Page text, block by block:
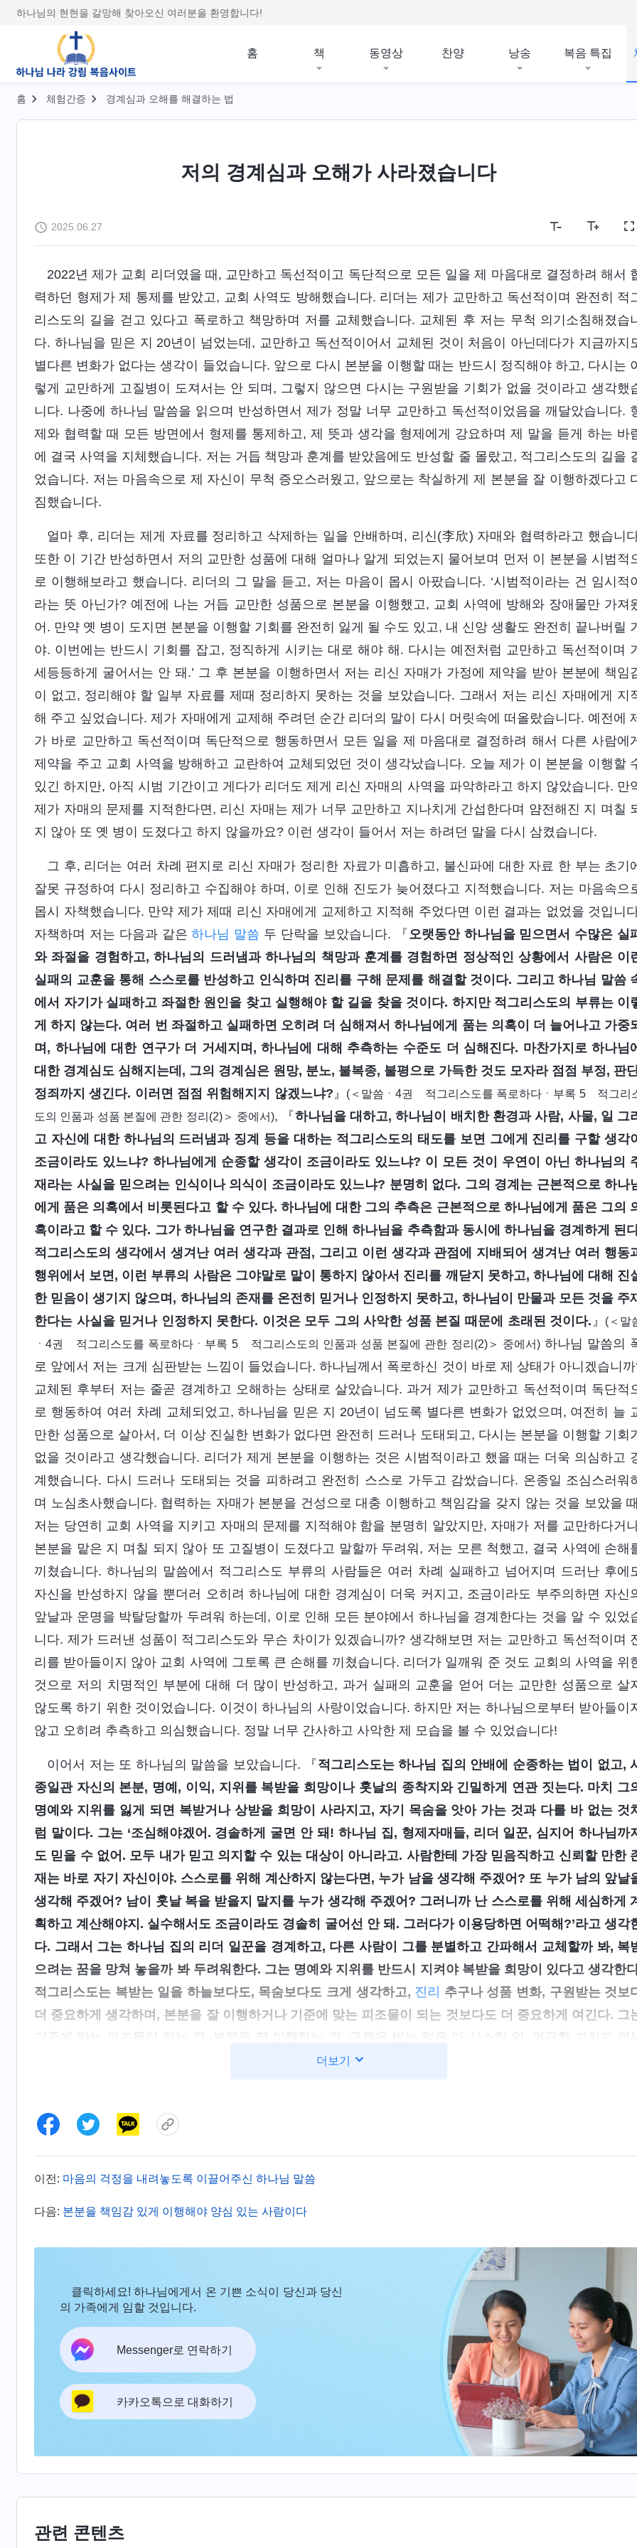
하나님의 현현을 갈망해 찾아오신 여러분을 환영합니다!
홈 책 동영상 찬양 낭송 복음 특집
홈 체험간증 경계심과 오해를 해결하는 법
저의 경계심과 오해가 사라졌습니다
2025.06.27
2022년 제가 교회 리더였을 때, 교만하고 독선적이고 독단적으로 모든 일을 제 마음대로 결정하려 해서
력하던 형제가 제 통제를 받았고, 교회 사역도 방해했습니다. 리더는 제가 교만하고 독선적이며 완전히 적
리스도의 길을 걷고 있다고 폭로하고 책망하며 저를 교체했습니다. 교체된 후 저는 무척 의기소침해졌습
다. 하나님을 믿은 지 20년이 넘었는데, 교만하고 독선적이어서 교체된 것이 처음이 아닌데다가 지금까지
별다른 변화가 없다는 생각이 들었습니다. 앞으로 다시 본분을 이행할 때는 반드시 정직해야 하고, 다시는 이
렇게 교만하게 고질병이 도져서는 안 되며, 그렇지 않으면 다시는 구원받을 기회가 없을 것이라고 생각했
니다. 나중에 하나님 말씀을 읽으며 반성하면서 제가 정말 너무 교만하고 독선적이었음을 깨달았습니다.
제와 협력할 때 모든 방면에서 형제를 통제하고, 제 뜻과 생각을 형제에게 강요하며 제 말을 듣게 하는 바
에 결국 사역을 지체했습니다. 저는 거듭 책망과 훈계를 받았음에도 반성할 줄 몰랐고, 적그리스도의 길을
었습니다. 저는 마음속으로 제 자신이 무척 증오스러웠고, 앞으로는 착실하게 제 본분을 잘 이행하겠다고
짐했습니다.
얼마 후, 리더는 제게 자료를 정리하고 삭제하는 일을 안배하며, 리신(李欣) 자매와 협력하라고 했습니
또한 이 기간 반성하면서 저의 교만한 성품에 대해 얼마나 알게 되었는지 물어보며 먼저 이 본분을 시범적
로 이행해보라고 했습니다. 리더의 그 말을 듣고, 저는 마음이 몹시 아팠습니다. ‘시범적이라는 건 임시적이
라는 뜻 아닌가? 예전에 나는 거듭 교만한 성품으로 본분을 이행했고, 교회 사역에 방해와 장애물만 가져
어. 만약 옛 병이 도지면 본분을 이행할 기회를 완전히 잃게 될 수도 있고, 내 신앙 생활도 완전히 끝나버릴
야. 이번에는 반드시 기회를 잡고, 정직하게 시키는 대로 해야 해. 다시는 예전처럼 교만하고 독선적이며 기
세등등하게 굴어서는 안 돼.’ 그 후 본분을 이행하면서 저는 리신 자매가 가정에 제약을 받아 본분에 책임
이 없고, 정리해야 할 일부 자료를 제때 정리하지 못하는 것을 보았습니다. 그래서 저는 리신 자매에게 지
해 주고 싶었습니다. 제가 자매에게 교제해 주려던 순간 리더의 말이 다시 머릿속에 떠올랐습니다. 예전에 제
가 바로 교만하고 독선적이며 독단적으로 행동하면서 모든 일을 제 마음대로 결정하려 해서 다른 사람에게
제약을 주고 교회 사역을 방해하고 교란하여 교체되었던 것이 생각났습니다. 오늘 제가 이 본분을 이행할
있긴 하지만, 아직 시범 기간이고 게다가 리더도 제게 리신 자매의 사역을 파악하라고 하지 않았습니다. 만
제가 자매의 문제를 지적한다면, 리신 자매는 제가 너무 교만하고 지나치게 간섭한다며 얌전해진 지 며칠
지 않아 또 옛 병이 도졌다고 하지 않을까요? 이런 생각이 들어서 저는 하려던 말을 다시 삼켰습니다.
그 후, 리더는 여러 차례 편지로 리신 자매가 정리한 자료가 미흡하고, 불신파에 대한 자료 한 부는 초기에
잘못 규정하여 다시 정리하고 수집해야 하며, 이로 인해 진도가 늦어졌다고 지적했습니다. 저는 마음속으
몹시 자책했습니다. 만약 제가 제때 리신 자매에게 교제하고 지적해 주었다면 이런 결과는 없었을 것입니
자책하며 저는 다음과 같은하나님 말씀 두 단락을 보았습니다. 『 오랫동안 하나님을 믿으면서 수많은 실
와 좌절을 경험하고, 하나님의 드러냄과 하나님의 책망과 훈계를 경험하면 정상적인 상황에서 사람은 이
실패의 교훈을 통해 스스로를 반성하고 인식하며 진리를 구해 문제를 해결할 것이다. 그리고 하나님 말씀
에서 자기가 실패하고 좌절한 원인을 찾고 실행해야 할 길을 찾을 것이다. 하지만 적그리스도의 부류는 이
게 하지 않는다. 여러 번 좌절하고 실패하면 오히려 더 심해져서 하나님에게 품는 의혹이 더 늘어나고 가중
며, 하나님에 대한 연구가 더 거세지며, 하나님에 대해 추측하는 수준도 더 심해진다. 마찬가지로 하나님에
대한 경계심도 심해지는데, 그의 경계심은 원망, 분노, 불복종, 불평으로 가득한 것도 모자라 점점 부정, 판
정죄까지 생긴다. 이러면 점점 위험해지지 않겠느냐?』 (＜말씀ㆍ4권 적그리스도를 폭로하다ㆍ부록 5 적그리
도의 인품과 성품 본질에 관한 정리(2)＞ 중에서), 『하나님을 대하고, 하나님이 배치한 환경과 사람, 사물, 일 그
고 자신에 대한 하나님의 드러냄과 징계 등을 대하는 적그리스도의 태도를 보면 그에게 진리를 구할 생각이
조금이라도 있느냐? 하나님에게 순종할 생각이 조금이라도 있느냐? 이 모든 것이 우연이 아닌 하나님의
재라는 사실을 믿으려는 인식이나 의식이 조금이라도 있느냐? 분명히 없다. 그의 경계는 근본적으로 하나
에게 품은 의혹에서 비롯된다고 할 수 있다. 하나님에 대한 그의 추측은 근본적으로 하나님에게 품은 그의
혹이라고 할 수 있다. 그가 하나님을 연구한 결과로 인해 하나님을 추측함과 동시에 하나님을 경계하게 된
적그리스도의 생각에서 생겨난 여러 생각과 관점, 그리고 이런 생각과 관점에 지배되어 생겨난 여러 행동
행위에서 보면, 이런 부류의 사람은 그야말로 말이 통하지 않아서 진리를 깨닫지 못하고, 하나님에 대해 진
한 믿음이 생기지 않으며, 하나님의 존재를 온전히 믿거나 인정하지 못하고, 하나님이 만물과 모든 것을 주
한다는 사실을 믿거나 인정하지 못한다. 이것은 모두 그의 사악한 성품 본질 때문에 초래된 것이다. 』 (＜말
ㆍ4권 적그리스도를 폭로하다ㆍ부록 5 적그리스도의 인품과 성품 본질에 관한 정리(2)＞ 중에서)하나님 말씀의
로 앞에서 저는 크게 심판받는 느낌이 들었습니다. 하나님께서 폭로하신 것이 바로 제 상태가 아니겠습니
교체된 후부터 저는 줄곧 경계하고 오해하는 상태로 살았습니다. 과거 제가 교만하고 독선적이며 독단적
로 행동하여 여러 차례 교체되었고, 하나님을 믿은 지 20년이 넘도록 별다른 변화가 없었으며, 여전히 늘
만한 성품으로 살아서, 더 이상 진실한 변화가 없다면 완전히 드러나 도태되고, 다시는 본분을 이행할 기회
없을 것이라고 생각했습니다. 리더가 제게 본분을 이행하는 것은 시범적이라고 했을 때는 더욱 의심하고
계했습니다. 다시 드러나 도태되는 것을 피하려고 완전히 스스로 가두고 감쌌습니다. 온종일 조심스러워
며 노심초사했습니다. 협력하는 자매가 본분을 건성으로 대충 이행하고 책임감을 갖지 않는 것을 보았을
저는 당연히 교회 사역을 지키고 자매의 문제를 지적해야 함을 분명히 알았지만, 자매가 저를 교만하다거
본분을 맡은 지 며칠 되지 않아 또 고질병이 도졌다고 말할까 두려워, 저는 모른 척했고, 결국 사역에 손해
끼쳤습니다. 하나님의 말씀에서 적그리스도 부류의 사람들은 여러 차례 실패하고 넘어지며 드러난 후에
자신을 반성하지 않을 뿐더러 오히려 하나님에 대한 경계심이 더욱 커지고, 조금이라도 부주의하면 자신
앞날과 운명을 박탈당할까 두려워 하는데, 이로 인해 모든 분야에서 하나님을 경계한다는 것을 알 수 있었
니다. 제가 드러낸 성품이 적그리스도와 무슨 차이가 있겠습니까? 생각해보면 저는 교만하고 독선적이며
리를 받아들이지 않아 교회 사역에 그토록 큰 손해를 끼쳤습니다. 리더가 일깨워 준 것도 교회의 사역을 위
것으로 저의 치명적인 부분에 대해 더 많이 반성하고, 과거 실패의 교훈을 얻어 더는 교만한 성품으로 살
않도록 하기 위한 것이었습니다. 이것이 하나님의 사랑이었습니다. 하지만 저는 하나님으로부터 받아들이
않고 오히려 추측하고 의심했습니다. 정말 너무 간사하고 사악한 제 모습을 볼 수 있었습니다!
이어서 저는 또 하나님의 말씀을 보았습니다. 『 적그리스도는 하나님 집의 안배에 순종하는 법이 없고,
종일관 자신의 본분, 명예, 이익, 지위를 복받을 희망이나 훗날의 종착지와 긴밀하게 연관 짓는다. 마치 그
명예와 지위를 잃게 되면 복받거나 상받을 희망이 사라지고, 자기 목숨을 앗아 가는 것과 다를 바 없는 것
럼 말이다. 그는 ‘조심해야겠어. 경솔하게 굴면 안 돼! 하나님 집, 형제자매들, 리더 일꾼, 심지어 하나님까
도 믿을 수 없어. 모두 내가 믿고 의지할 수 있는 대상이 아니라고. 사람한테 가장 믿음직하고 신뢰할 만한
재는 바로 자기 자신이야. 스스로를 위해 계산하지 않는다면, 누가 남을 생각해 주겠어? 또 누가 남의 앞날
생각해 주겠어? 남이 훗날 복을 받을지 말지를 누가 생각해 주겠어? 그러니까 난 스스로를 위해 세심하게 계
획하고 계산해야지. 실수해서도 조금이라도 경솔히 굴어선 안 돼. 그러다가 이용당하면 어떡해?’라고 생각
다. 그래서 그는 하나님 집의 리더 일꾼을 경계하고, 다른 사람이 그를 분별하고 간파해서 교체할까 봐, 복
으려는 꿈을 망쳐 놓을까 봐 두려워한다. 그는 명예와 지위를 반드시 지켜야 복받을 희망이 있다고 생각한
적그리스도는 복받는 일을 하늘보다도, 목숨보다도 크게 생각하고, 진리 추구나 성품 변화, 구원받는 것보
더 중요하게 생각하며, 본분을 잘 이행하거나 기준에 맞는 피조물이 되는 것보다도 더 중요하게 여긴다. 그
하찮은 일로 생각하고, 복받는 일만 평생에 영원히 잊지 못할 일로 여긴다. 어떤 큰일이나 작은 일이 닥치든
제가 유로한 성품이 하나님께서 폭로하신 적그리스도의 성품과 같다는 것을 알 수 있었습니다. 저는 어떤 본
장 먼저 제 결말과 종착지를 고려했습니다. 교체되고 드러났을 때, 저는 하나님 앞에 와서 스스로 반성하고
되었을 때는 더욱 앞뒤를 재며, 모든 일을 지나치게 복잡하게 생각했습니다. 한 걸음이라도 잘못 내디뎌 드러
상태로 살면서 본분을 지체하는 것을 보았을 때, 저도 마땅히 교회의 사역을 지키고 리신 자매의 문제를 지적
하여 자매가 사역을 잘하도록 도와야 한다는 것을 알았지만, 리신 자매가 저를 교만하고 독선적이며 변하지
않았다고 말할까 봐 걱정되어 교회의 사역을 신경 쓰지 않았습니다. 저는 ‘사람은 자기만을 위해 살아야 한
다.’는 사탄의 독소에 따라 살았습니다. 본분을 이행하는 것도 오로지 제 복과 이익을 얻기 위해서였고, 제 앞
날과 종착지를 무엇보다 중요하게 여겼습니다. 하나님의 마음은 조금도 헤아리지 않았으며, 교회의 사역
고려하지 않았습니다. 저에게 이로운 일은 기꺼이 하려 했고, 저에게 이롭지 않다면 교회 사역에 손해를 끼치
는 일을 보고도 모른 척했습니다. 저는 너무 이기적이고 비열했습니다! 바울이 다마스쿠스로 가는 길에서
예수님의 빛에 맞아 쓰러진 후, 자신이 주 예수를 박해한 죄인임을 인정했지만, 진실한 회개는 없었고, 하
님을 대적하는 자신의 본성 본질에 대해서도 조금의 반성과 인식도 없었다는 것이 생각났습니다. 겉으로
고생하고, 사역하며 곳곳에 복음을 전했지만, 속셈은 하나님과 거래하여 면류관과 상을 얻으려는 것이었
불신파였습니다. 제 추구 관점을 바로잡지 않는다면, 하나님의 칭찬을 받지 못할 뿐 아니라 결국에는 하나님
더보기
이전: 마음의 걱정을 내려놓도록 이끌어주신 하나님 말씀
다음: 본분을 책임감 있게 이행해야 양심 있는 사람이다
클릭하세요! 하나님에게서 온 기쁜 소식이 당신과 당신
의 가족에게 임할 것입니다.
Messenger로 연락하기
카카오톡으로 대화하기
관련 콘텐츠